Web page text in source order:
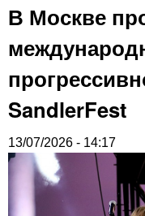
В Москве
SandlerFest
13/07/2026 - 14:17